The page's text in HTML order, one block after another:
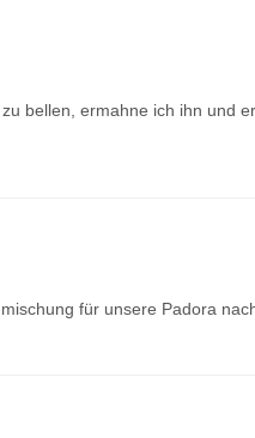
bellen, ermahne ich ihn und
für unsere Padora